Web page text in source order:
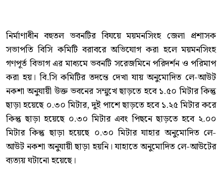
নির্মাণাধীন বহুতল ভবনটির বিযয়ে ময়মনসিংহ জেলা প্রশাসক
সভাপতি বিসি কমিটি বরাবরে অভিযোগ করা হলে ময়মনসিংহ
গণপূর্ত বিভাগ এর মাধ্যমে ভবনটি সরেজমিনে পরিদর্শন ও পরিমাপ
করা হয়। বি.সি কমিটির তদন্তে দেখা যায় অনুমোদিত লে-আউট
নকশা অনুযায়ী উক্ত ভবনের সম্মুখে ছাড়তে হবে ১.৫০ মিটার কিন্তু
ছাড়া হয়েছে ০.৩০ মিটার, দুই পাশে ছাড়তে হবে ১.২৫ মিটার করে
কিন্তু ছাড়া হয়েছে ০.৩০ মিটার এবং পিছনে ছাড়তে হবে ২.০০
মিটার কিন্তু ছাড়া হয়েছে ০.৩০ মিটার যাহার অনুমোদিত লে-
আউট নকশা অনুযায়ী ছাড়া হয়নি। যাহাতে অনুমোদিত লে-আউটের
ব্যত্যয় ঘটানো হয়েছে।